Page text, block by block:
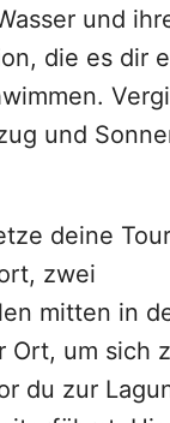
und
die es dir
und
deine
zwei
mitten in
Ort, um sich
du zur